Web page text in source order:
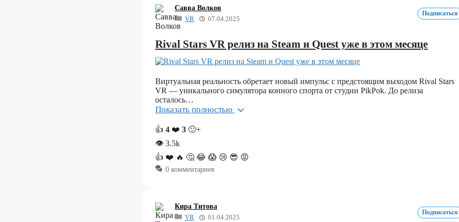
Савва Волков
VR
07.04.2025
Подписаться
Rival Stars VR релиз на Steam и Quest уже в этом месяце
Виртуальная реальность обретает новый импульс с предстоящим выходом Rival Stars
VR — уникального симулятора конного спорта от студии PikPok. До релиза
осталось…
Показать полностью
👍 4 ❤️ 3 🙂+
👁 3.5k
👍 ❤️ 🔥 🤔 😂 😱 😢 😎 😡
0 комментариев
Кира Титова
VR
01.04.2025
Подписаться